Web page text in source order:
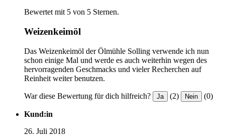
Bewertet mit 5 von 5 Sternen.
Weizenkeimöl
Das Weizenkeimöl der Ölmühle Solling verwende ich nun
schon einige Mal und werde es auch weiterhin wegen des
hervorragenden Geschmacks und vieler Recherchen auf
Reinheit weiter benutzen.
War diese Bewertung für dich hilfreich? Ja (2) Nein (0)
Kund:in
26. Juli 2018